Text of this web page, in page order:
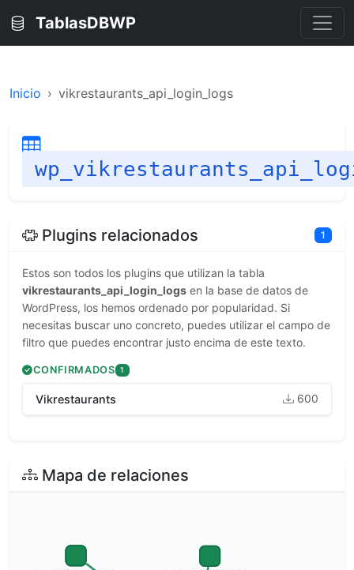
TablasDBWP
Inicio vikrestaurants_api_login_logs
Plugins relacionados 1
Estos son todos los plugins que utilizan la tabla
vikrestaurants_api_login_logs en la base de datos de
WordPress, los hemos ordenado por popularidad. Si
necesitas buscar uno concreto, puedes utilizar el campo de
filtro que puedes encontrar justo encima de este texto.
CONFIRMADOS 1
Vikrestaurants 600
Mapa de relaciones